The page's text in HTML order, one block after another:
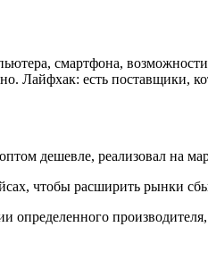
смартфона,
Лайфхак: есть поставщики,
дешевле, реализовал на
чтобы расширить рынки